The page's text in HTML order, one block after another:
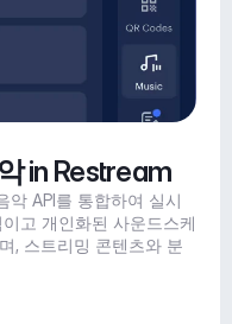
in Restream
악 API를 통합하여 실시
고 개인화된 사운드스케
, 스트리밍 콘텐츠와 분